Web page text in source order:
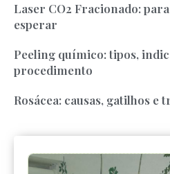
Laser CO2 Fracionado:
esperar
Peeling químico: tipos,
procedimento
Rosácea: causas, gatilhos e